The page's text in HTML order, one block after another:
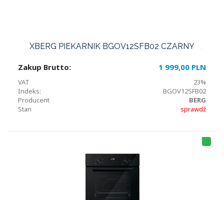
XBERG PIEKARNIK BGOV12SFB02 CZARNY
Zakup Brutto: 1 999,00 PLN
VAT
23%
Indeks:
BGOV12SFB02
Producent
BERG
Stan
sprawdź
T
LI